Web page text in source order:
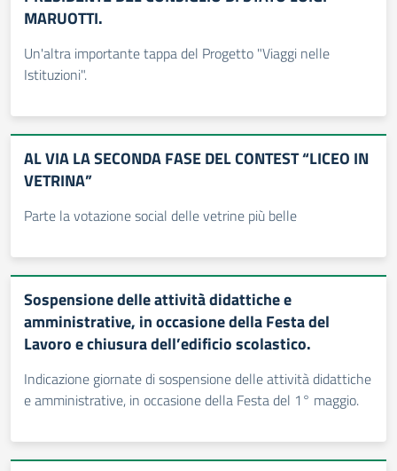
MARUOTTI.
Un'altra importante tappa del Progetto "Viaggi nelle
Istituzioni".
AL VIA LA SECONDA FASE DEL CONTEST “LICEO IN
VETRINA”
Parte la votazione social delle vetrine più belle
Sospensione delle attività didattiche e
amministrative, in occasione della Festa del
Lavoro e chiusura dell’edificio scolastico.
Indicazione giornate di sospensione delle attività didattiche
e amministrative, in occasione della Festa del 1° maggio.